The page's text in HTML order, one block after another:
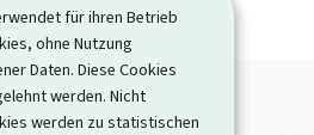
für ihren Betrieb
ohne Nutzung
Daten. Diese Cookies
werden. Nicht
werden zu statistischen